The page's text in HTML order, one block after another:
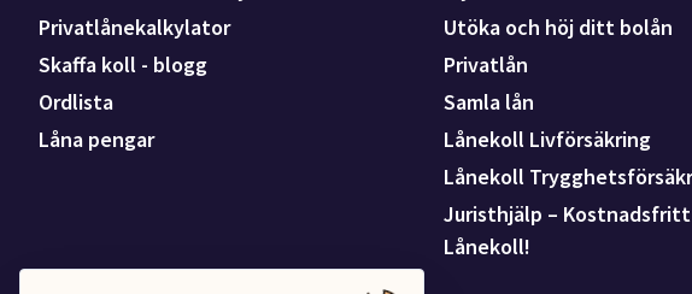
Privatlånekalkylator
Skaffa koll - blogg
Ordlista
Låna pengar
Utöka och höj ditt bolån
Privatlån
Samla lån
Lånekoll Livförsäkring
Lånekoll
Juristhjälp –
Lånekoll!